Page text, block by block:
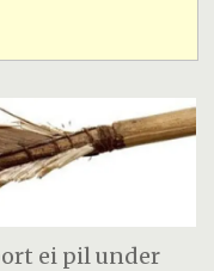
ei pil under